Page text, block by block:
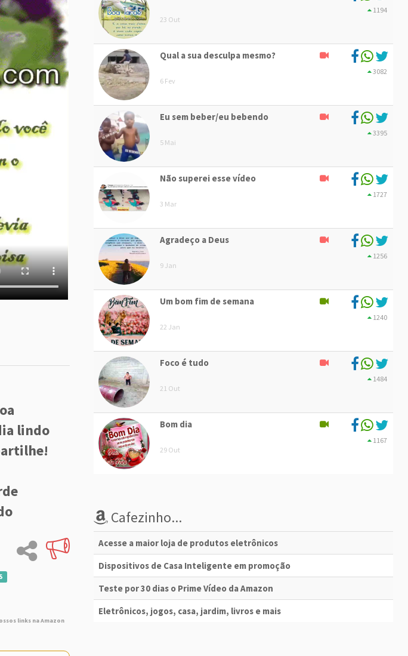
lindo
links na Amazon
23 Out
1194
Qual a sua desculpa mesmo?
6 Fev
3082
Eu sem beber/eu bebendo
5 Mai
3395
Não superei esse vídeo
3 Mar
1727
Agradeço a Deus
9 Jan
1256
Um bom fim de semana
22 Jan
1240
Foco é tudo
21 Out
1484
Bom dia
29 Out
1167
Cafezinho...
Acesse a maior loja de produtos eletrônicos
Dispositivos de Casa Inteligente em promoção
Teste por 30 dias o Prime Vídeo da Amazon
Eletrônicos, jogos, casa, jardim, livros e mais